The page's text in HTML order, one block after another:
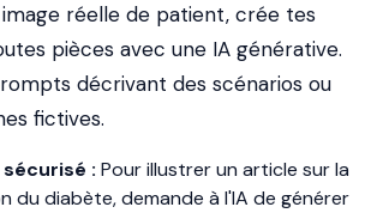
réelle de patient, crée tes
pièces avec une IA générative.
décrivant des scénarios ou
fictives.
: Pour illustrer un article sur la
du diabète, demande à l'IA de générer